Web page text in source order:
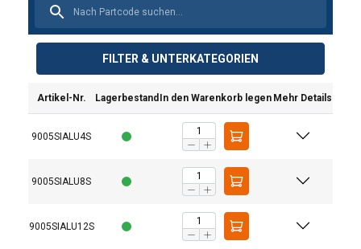
FILTER & UNTERKATEGORIEN
Artikel-Nr. Lagerbestand In den Warenkorb legen Mehr Details
9005SIALU4S
9005SIALU8S
9005SIALU12S
Ausführung:
Material:
Hinweis: